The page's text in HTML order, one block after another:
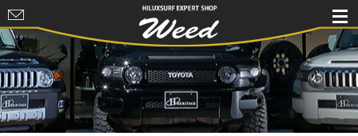
HILUXSURF
EXPERT
SHOP Weed